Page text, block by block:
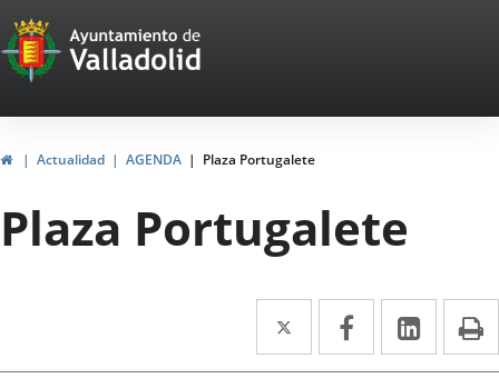
Portal
Web
del
Ayuntamiento
de
Valladolid
InicioActualidad AGENDA Plaza Portugalete
Plaza Portugalete
Twitter
Enlace
a
Facebook
Enlace
a
Enlace
a